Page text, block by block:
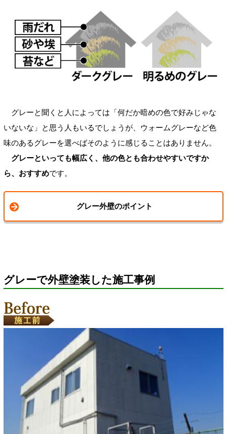
グレーと聞くと人によっては「何だか暗めの色で好みじゃな
いないな」と思う人もいるでしょうが、ウォームグレーなど色
味のあるグレーを選べばそのように感じることはありません。
グレーといっても幅広く、他の色とも合わせやすいですか
ら、おすすめです。
グレー外壁のポイント
グレーで外壁塗装した施工事例